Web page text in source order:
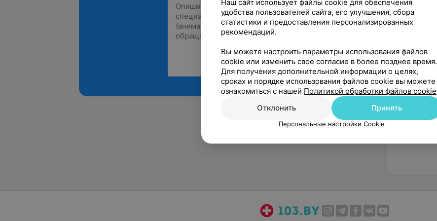
Рекомендую
Наш сайт использует файлы cookie для обеспечения
удобства пользователей сайта, его улучшения, сбора
статистики и предоставления персонализированных
рекомендаций.
Вы можете настроить параметры использования файлов
cookie или изменить свое согласие в более позднее время.
Для получения дополнительной информации о целях,
сроках и порядке использования файлов cookie вы можете
ознакомиться с нашей Политикой обработки файлов cookie
Отклонить
Принять
Персональные настройки Cookie